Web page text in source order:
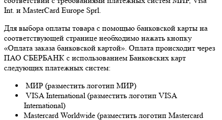
Int. и MasterCard Europe Sprl.
Для выбора оплаты товара с помощью банковской карты на
соответствующей странице необходимо нажать кнопку
«Оплата заказа банковской картой». Оплата происходит через
ПАО СБЕРБАНК с использованием Банковских карт
следующих платежных систем:
МИР (разместить логотип МИР)
VISA International (разместить логотип VISA
International)
Mastercard Worldwide (разместить логотип Mastercard